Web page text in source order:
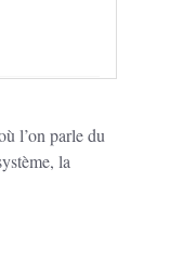
l’on parle du
la